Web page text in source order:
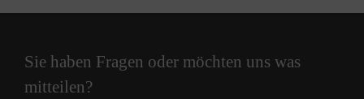
Sie haben Fragen oder möchten uns was
mitteilen?